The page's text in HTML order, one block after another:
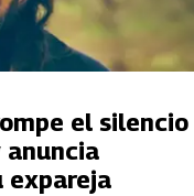
el silencio
anuncia
expareja